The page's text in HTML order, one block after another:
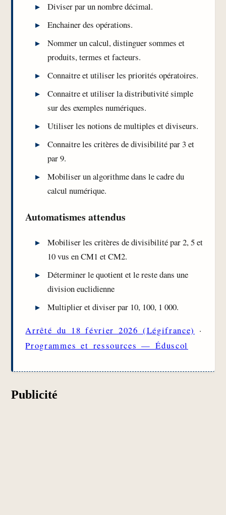
Diviser par un nombre décimal.
Enchainer des opérations.
Nommer un calcul, distinguer sommes et
produits, termes et facteurs.
Connaitre et utiliser les priorités opératoires.
Connaitre et utiliser la distributivité simple
sur des exemples numériques.
Utiliser les notions de multiples et diviseurs.
Connaitre les critères de divisibilité par 3 et
par 9.
Mobiliser un algorithme dans le cadre du
calcul numérique.
Automatismes attendus
Mobiliser les critères de divisibilité par 2, 5 et
10 vus en CM1 et CM2.
Déterminer le quotient et le reste dans une
division euclidienne
Multiplier et diviser par 10, 100, 1 000.
Arrêté du 18 février 2026 (Légifrance) ·
Programmes et ressources — Éduscol
Publicité